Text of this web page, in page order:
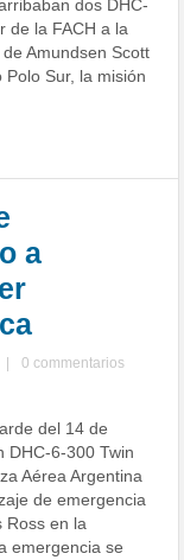
dos DHC-
de la FACH a la
Amundsen Scott
Sur, la misión
a
0 commentarios
del 14 de
DHC-6-300 Twin
Aérea Argentina
de emergencia
Ross en la
emergencia se